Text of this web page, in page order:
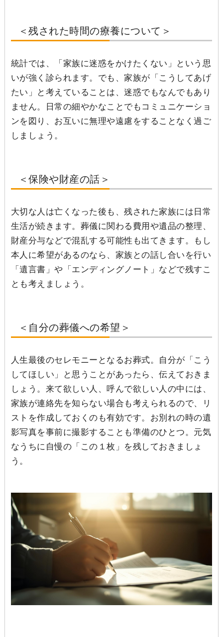
＜残された時間の療養について＞
統計では、「家族に迷惑をかけたくない」という思
いが強く診られます。でも、家族が「こうしてあげ
たい」と考えていることは、迷惑でもなんでもあり
ません。日常の細やかなことでもコミュニケーショ
ンを図り、お互いに無理や遠慮をすることなく過ご
しましょう。
＜保険や財産の話＞
大切な人は亡くなった後も、残された家族には日常
生活が続きます。葬儀に関わる費用や遺品の整理、
財産分与などで混乱する可能性も出てきます。もし
本人に希望があるのなら、家族との話し合いを行い
「遺言書」や「エンディングノート」などで残すこ
とも考えましょう。
＜自分の葬儀への希望＞
人生最後のセレモニーとなるお葬式。自分が「こう
してほしい」と思うことがあったら、伝えておきま
しょう。来て欲しい人、呼んで欲しい人の中には、
家族が連絡先を知らない場合も考えられるので、リ
ストを作成しておくのも有効です。お別れの時の遺
影写真を事前に撮影することも準備のひとつ。元気
なうちに自慢の「この１枚」を残しておきましょ
う。